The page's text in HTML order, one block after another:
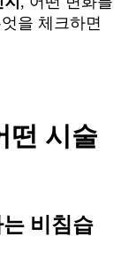
을 체크하면
떤 시술
비침습